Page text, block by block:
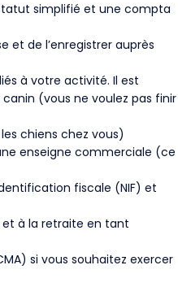
simplifié et une compta
et de l’enregistrer auprès
à votre activité. Il est
(vous ne voulez pas finir
chiens chez vous)
enseigne commerciale (ce
fiscale (NIF) et
et à la retraite en tant
si vous souhaitez exercer